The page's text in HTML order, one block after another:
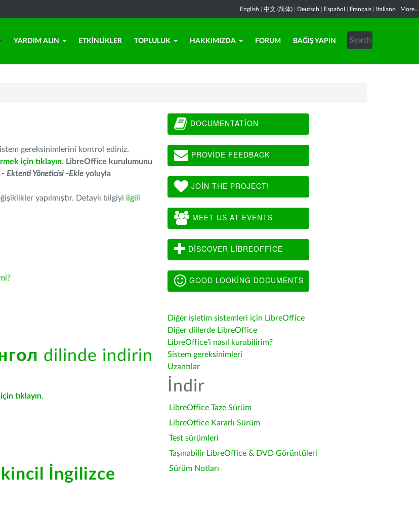
English 中文 (简体) Deutsch Español Français Italiano More...
YARDIM ALIN ETKINLIKLER TOPLULUK HAKKIMIZDA FORUM BAĞIŞ YAPIN
gereksinimlerini kontrol ediniz.
için tıklayın. LibreOffice kurulumunu
- Ektenti Yöneticisi -Ekle yoluyla
yapılmıştır. Detaylı bilgiyi ilgili
dilinde indirin
tıklayın.
İkincil İngilizce
DOCUMENTATION
PROVIDE FEEDBACK
JOIN THE PROJECT!
MEET US AT EVENTS
DISCOVER LIBREOFFICE
GOOD LOOKING DOCUMENTS
Diğer işletim sistemleri için LibreOffice
Diğer dillerde LibreOffice
LibreOffice'i nasıl kurabilirim?
Sistem gereksinimleri
Uzantılar
İndir
LibreOffice Taze Sürüm
LibreOffice Kararlı Sürüm
Test sürümleri
Taşınabilir LibreOffice & DVD Görüntüleri
Sürüm Notları